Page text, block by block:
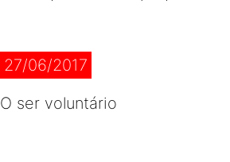
27/06/2017
O ser voluntário